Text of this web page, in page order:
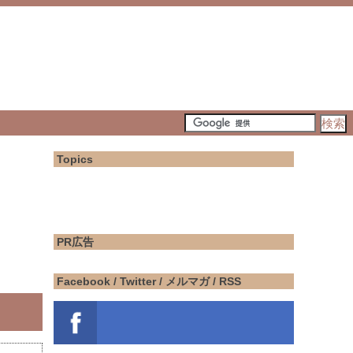
Topics
PR広告
Facebook / Twitter / メルマガ / RSS